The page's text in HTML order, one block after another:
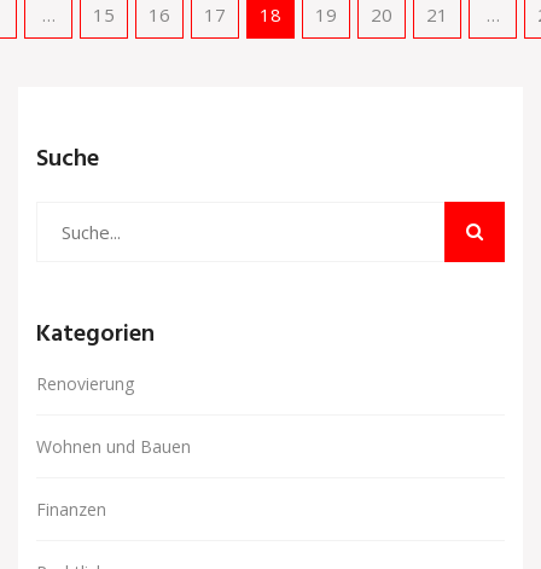
… 15 16 17 18 19 20 21 …
Suche
Kategorien
Renovierung
Wohnen und Bauen
Finanzen